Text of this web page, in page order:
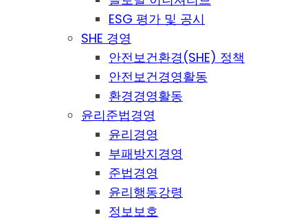
ESG 평가 및 공시
SHE 경영
안전보건환경(SHE) 정책
안전보건경영활동
환경경영활동
윤리준법경영
윤리경영
부패방지경영
준법경영
윤리행동강령
정보보호